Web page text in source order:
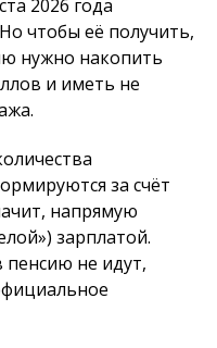
2026 года
чтобы её получить,
нужно накопить
и иметь не
за счёт
напрямую
зарплатой.
не идут,